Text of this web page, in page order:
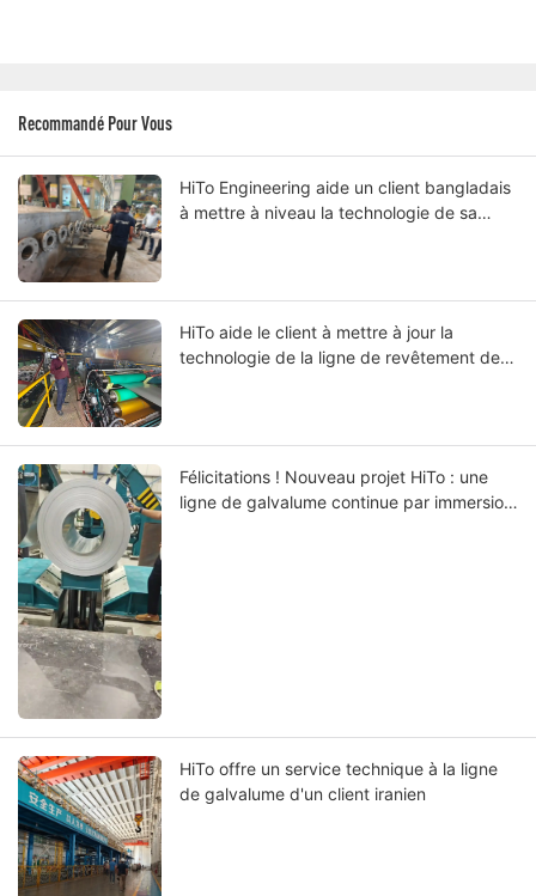
Recommandé Pour Vous
HiTo Engineering aide un client bangladais
à mettre à niveau la technologie de sa
HiTo aide le client à mettre à jour la
technologie de la ligne de revêtement de
Félicitations ! Nouveau projet HiTo : une
ligne de galvalume continue par immersion
HiTo offre un service technique à la ligne
de galvalume d'un client iranien